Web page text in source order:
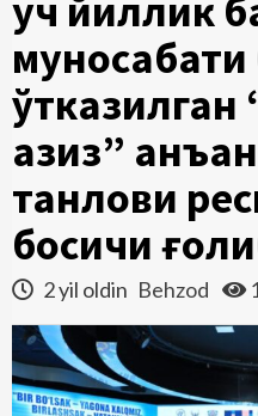
уч йиллик
ўтказилган
азиз”
танлови
босқичи
2 yil oldin Behzod